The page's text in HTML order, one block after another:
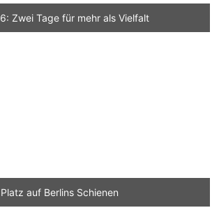
Zwei Tage für mehr als Vielfalt
auf Berlins Schienen